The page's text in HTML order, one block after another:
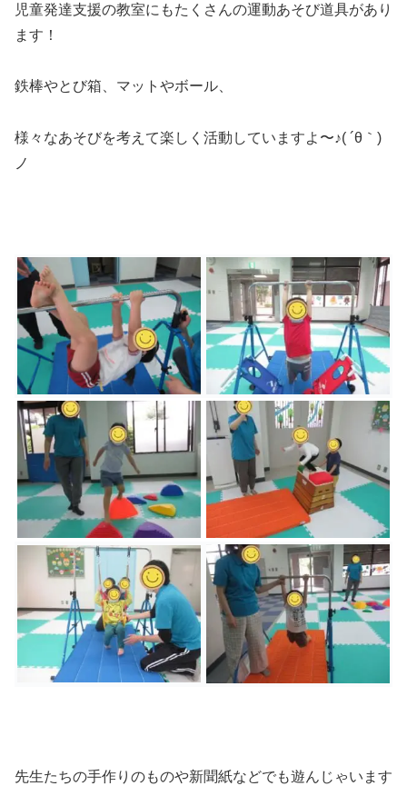
児童発達支援の教室にもたくさんの運動あそび道具があり
ます！
鉄棒やとび箱、マットやボール、
様々なあそびを考えて楽しく活動していますよ〜♪( ´θ｀)
ノ
先生たちの手作りのものや新聞紙などでも遊んじゃいます